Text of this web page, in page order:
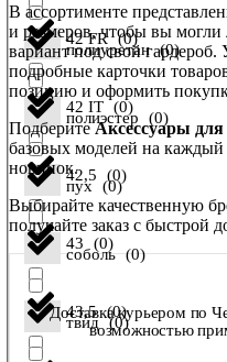
42 FR (0)
42 IT (0)
42,5 (0)
43 (0)
43,5 (0)
полиуретан (0)
полиэстер (0)
пух (0)
соболь (0)
твид (0)
В ассортименте
и размеров, чтобы вы могли
вариант под свой гардероб.
подробные карточки
позицию и оформить
ПодберитеАксессуары
базовых моделей на
новинок.
Выбирайте качественную
получайте заказ с быстрой
Доставка курьером по
возможностью